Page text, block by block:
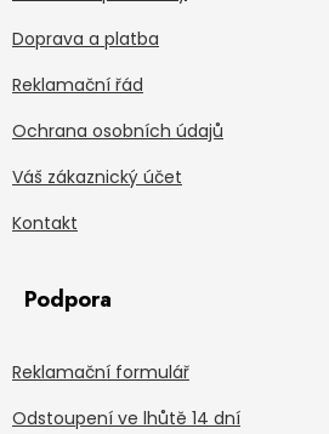
Doprava a platba
Reklamační řád
Ochrana osobních údajů
Váš zákaznický účet
Kontakt
Podpora
Reklamační formulář
Odstoupení ve lhůtě 14 dní